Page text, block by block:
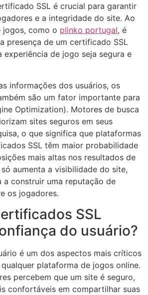
SSL é crucial para garantir
e a integridade do site. Ao
jogos, como o plinko portugal, é
presença de um certificado SSL
experiência de jogo seja segura e
informações dos usuários, os
são um fator importante para
Optimization). Motores de busca
sites seguros em seus
o que significa que plataformas
SSL têm maior probabilidade
mais altas nos resultados de
aumenta a visibilidade do site,
a construir uma reputação de
os jogadores.
SSL
do usuário?
é um dos aspectos mais críticos
plataforma de jogos online.
percebem que um site é seguro,
confortáveis em compartilhar suas